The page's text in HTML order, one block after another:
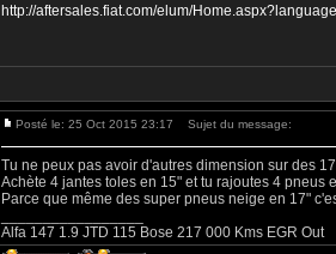
http://aftersales.fiat.com/elum/
Posté le: 25 Oct 2015 23:17 Sujet du message:
Tu ne peux pas avoir d'autres dimension sur des
Achète 4 jantes toles en 15" et tu rajoutes 4
Parce que même des super pneus neige en 17"
Alfa 147 1.9 JTD 115 Bose 217 000 Kms EGR Out